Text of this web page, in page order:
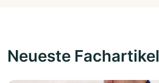
Neueste Fachartikel